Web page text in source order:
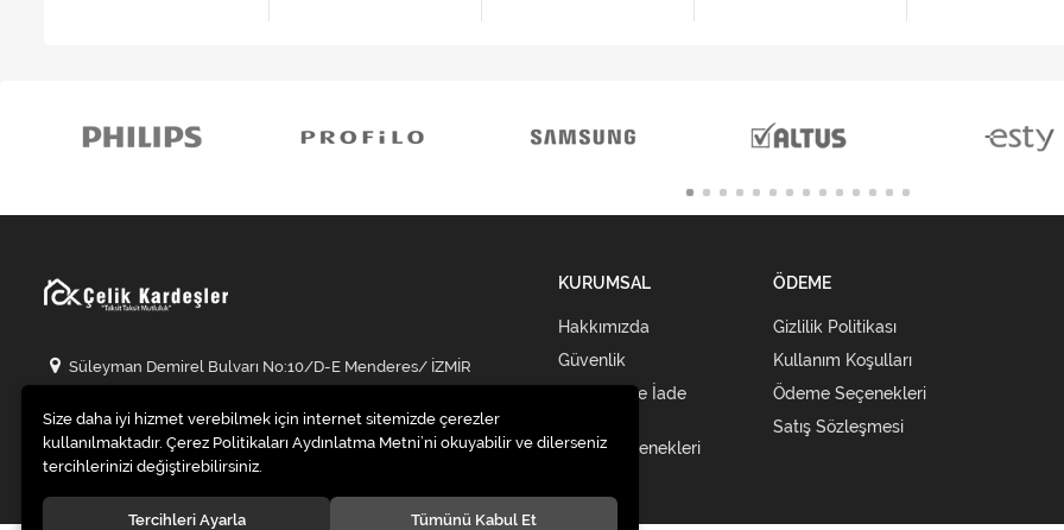
Süleyman Demirel Bulvarı No:10/D-E Menderes/ İZMİR
info@celikkardesleravm.com
KURUMSAL
Hakkımızda
Güvenlik
Teslimat ve İade
Kargo Seçenekleri
ÖDEME
Gizlilik Politikası
Kullanım Koşulları
Ödeme Seçenekleri
Satış Sözleşmesi
Size daha iyi hizmet verebilmek için internet sitemizde çerezler
kullanılmaktadır. Çerez Politikaları Aydınlatma Metni’ni okuyabilir ve dilerseniz
tercihlerinizi değiştirebilirsiniz.
Tercihleri Ayarla Tümünü Kabul Et